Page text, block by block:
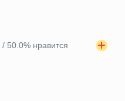
/ 50.0% нравится